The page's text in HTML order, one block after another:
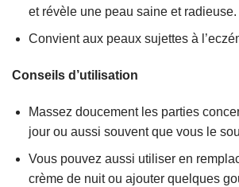
et révèle une peau saine et radieuse.
Convient aux peaux sujettes à
Conseils d’utilisation
Massez doucement les parties
jour ou aussi souvent que vous le
Vous pouvez aussi utiliser en
crème de nuit ou ajouter quelques